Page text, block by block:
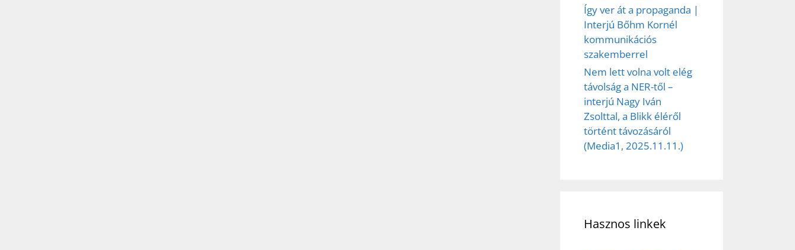
Így ver át a propaganda |
Interjú Bőhm Kornél
kommunikációs
szakemberrel
Nem lett volna volt elég
távolság a NER-től –
interjú Nagy Iván
Zsolttal, a Blikk éléről
történt távozásáról
(Media1, 2025.11.11.)
Hasznos linkek